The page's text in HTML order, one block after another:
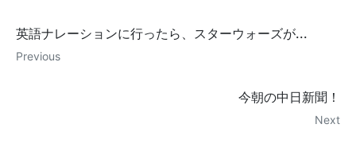
英語ナレーションに行ったら、スターウォーズが...
Previous
今朝の中日新聞！
Next